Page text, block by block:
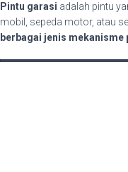
Pintu garasi adalah pintu
mobil, sepeda motor, atau
berbagai jenis mekanisme